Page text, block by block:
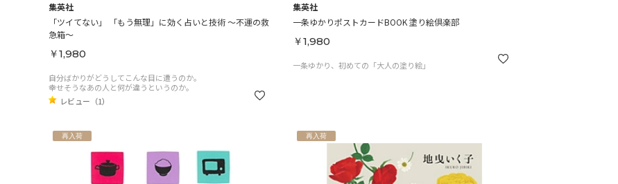
集英社
「ツイてない」 「もう無理」に効く占いと技術 ～不運の救
急箱～
￥1,980
自分ばかりがどうしてこんな目に遭うのか。
幸せそうなあの人と何が違うというのか。
レビュー（1）
集英社
一条ゆかりポストカードBOOK 塗り絵倶楽部
￥1,980
一条ゆかり、初めての「大人の塗り絵」
再入荷 再入荷